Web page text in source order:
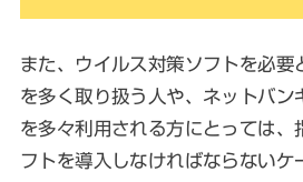
また、ウイルス対策ソフトを必要
を多く取り扱う人や、ネットバン
を多々利用される方にとっては、
フトを導入しなければならないケ